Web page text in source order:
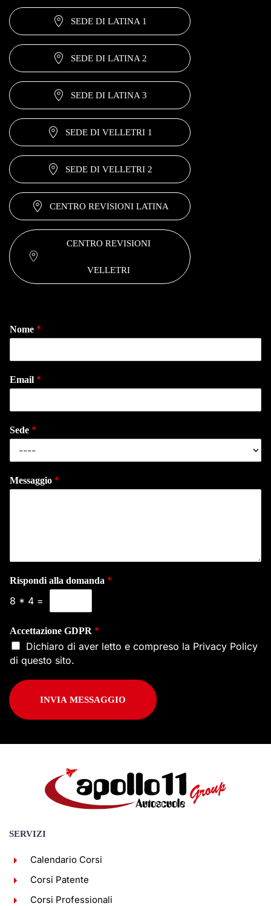
SEDE DI LATINA 1
SEDE DI LATINA 2
SEDE DI LATINA 3
SEDE DI VELLETRI 1
SEDE DI VELLETRI 2
CENTRO REVISIONI LATINA
CENTRO REVISIONI
VELLETRI
Nome *
Email *
Sede *
Messaggio *
Rispondi alla domanda *
8 * 4 =
Accettazione GDPR *
Dichiaro di aver letto e compreso la Privacy Policy
di questo sito.
INVIA MESSAGGIO
SERVIZI
Calendario Corsi
Corsi Patente
Corsi Professionali